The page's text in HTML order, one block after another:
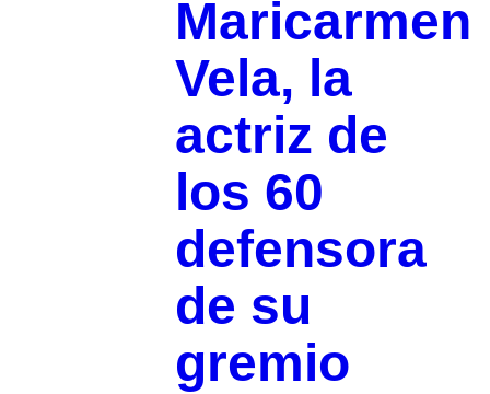
Maricarmen
Vela, la
actriz de
los 60
defensora
de su
gremio